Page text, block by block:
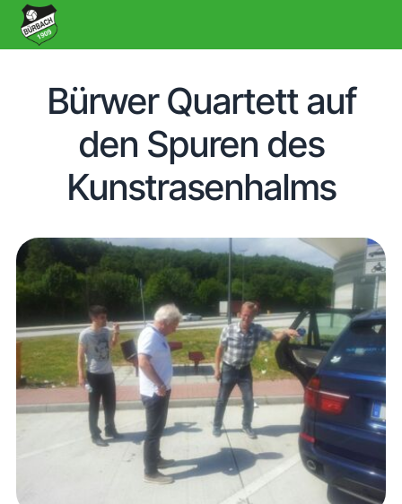
Bürwer Quartett auf
den Spuren des
Kunstrasenhalms